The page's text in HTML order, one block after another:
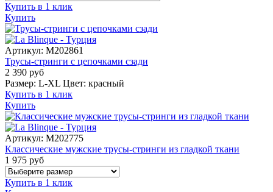
Купить в 1 клик
Купить
Артикул: M202861
Трусы-стринги с цепочками сзади
2 390 руб
Размер: L-XL Цвет: красный
Купить в 1 клик
Купить
Артикул: M202775
Классические мужские трусы-стринги из гладкой ткани
1 975 руб
Купить в 1 клик